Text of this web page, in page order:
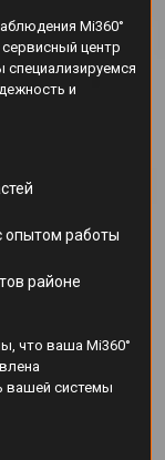
Mi360°
центр
специализируемся
и
опытом работы
районе
что ваша Mi360°
вашей системы